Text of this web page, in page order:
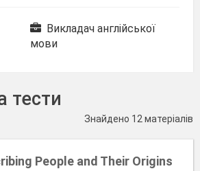
Викладач англійської
мови
тести
Знайдено 12 матеріалів
People and Their Origins